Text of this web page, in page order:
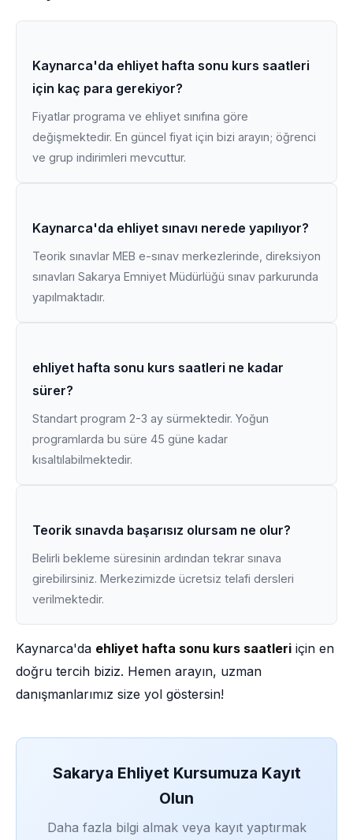
Kaynarca'da ehliyet hafta sonu kurs saatleri
için kaç para gerekiyor?
Fiyatlar programa ve ehliyet sınıfına göre
değişmektedir. En güncel fiyat için bizi arayın; öğrenci
ve grup indirimleri mevcuttur.
Kaynarca'da ehliyet sınavı nerede yapılıyor?
Teorik sınavlar MEB e-sınav merkezlerinde, direksiyon
sınavları Sakarya Emniyet Müdürlüğü sınav parkurunda
yapılmaktadır.
ehliyet hafta sonu kurs saatleri ne kadar
sürer?
Standart program 2-3 ay sürmektedir. Yoğun
programlarda bu süre 45 güne kadar
kısaltılabilmektedir.
Teorik sınavda başarısız olursam ne olur?
Belirli bekleme süresinin ardından tekrar sınava
girebilirsiniz. Merkezimizde ücretsiz telafi dersleri
verilmektedir.
Kaynarca'da ehliyet hafta sonu kurs saatleri için en
doğru tercih biziz. Hemen arayın, uzman
danışmanlarımız size yol göstersin!
Sakarya Ehliyet Kursumuza Kayıt
Olun
Daha fazla bilgi almak veya kayıt yaptırmak